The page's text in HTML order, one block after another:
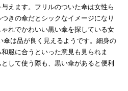
えます。フリルのついた傘は女性ら
きの傘だとシックなイメージになり
れでかわいい黒い傘を探している女
傘は品が良く見えるようです。細身の
服に合うといった意見も見られま
して使う際も、黒い傘があると便利